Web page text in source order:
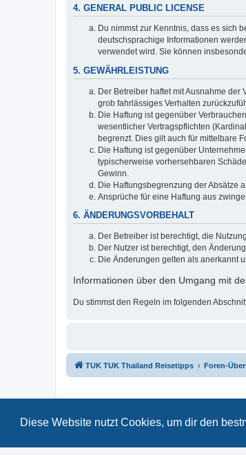
Diese Website nutzt Cookies, um dir den
4. GENERAL PUBLIC LICENSE
Du nimmst zur Kenntnis, dass es sich
deutschsprachige Informationen
verwendet wird. Sie können
5. GEWÄHRLEISTUNG
Der Betreiber haftet mit Ausnahme
grob fahrlässiges Verhalten
Die Haftung ist gegenüber
wesentlicher Vertragspflichten
begrenzt. Dies gilt auch für mittelbare
Die Haftung ist gegenüber
typischerweise vorhersehbaren
Gewinn.
Die Haftungsbegrenzung der Absätze
Ansprüche für eine Haftung aus
6. ÄNDERUNGSVORBEHALT
Der Betreiber ist berechtigt, die
Der Nutzer ist berechtigt, den
Die Änderungen gelten als anerkannt
Informationen über den Umgang mit
Du stimmst den Regeln im folgenden
TUK TUK Thailand Reisetipps Foren-